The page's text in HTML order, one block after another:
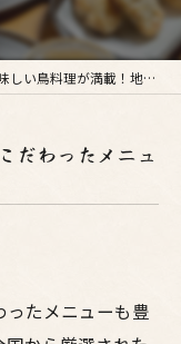
鳥料理が満載！地方にこだわったメニューも豊富！
だわったメニュ
ったメニューも豊